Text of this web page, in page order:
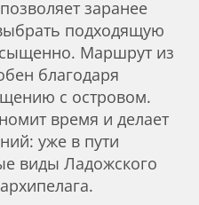
заранее
подходящую
Маршрут из
благодаря
с островом.
время и делает
уже в пути
виды Ладожского